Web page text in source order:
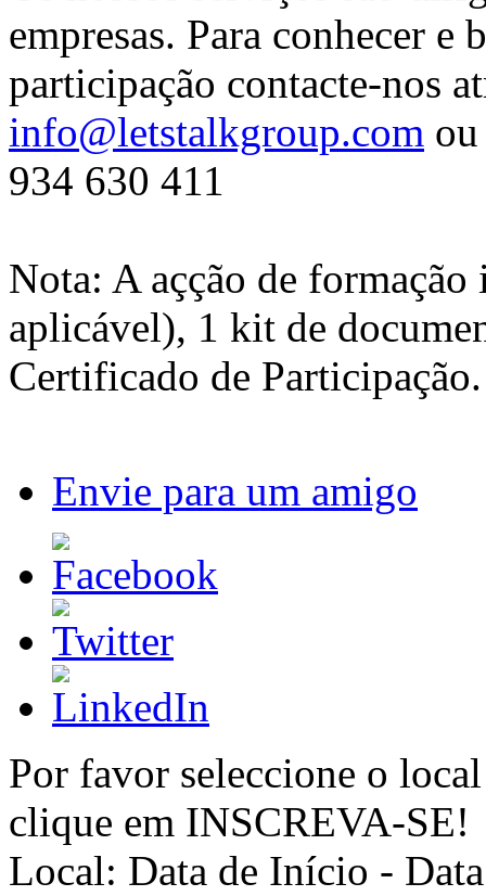
empresas. Para conhecer e
participação contacte-nos
info@letstalkgroup.com
934 630 411
Nota: A açção de
aplicável), 1 kit de
Certificado de Participação.
Envie para um amigo
Por favor seleccione o
clique em INSCREVA-SE!
Local: Data de Início -